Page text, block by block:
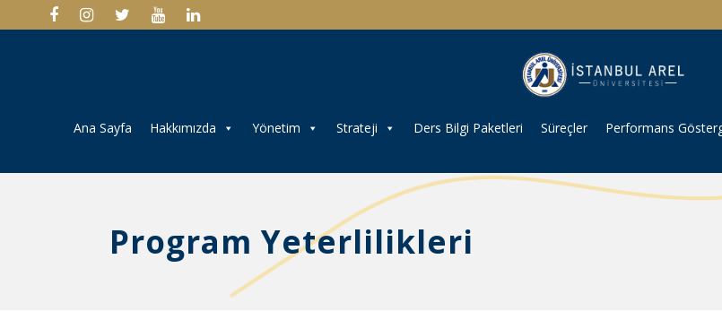
Ana Sayfa Hakkımızda Yönetim Strateji Ders Bilgi Paketleri Süreçler Performans
Program Yeterlilikleri